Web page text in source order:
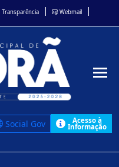
Transparência Webmail
Social Gov Acesso à
Informação